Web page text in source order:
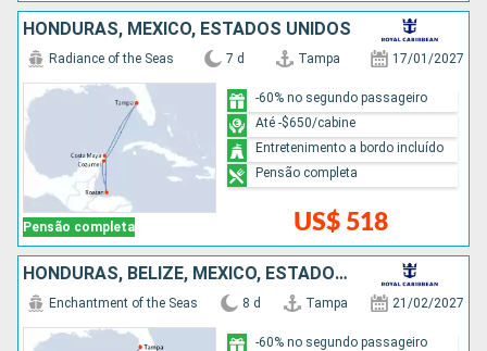
HONDURAS, MÉXICO, ESTADOS UNIDOS
Pensão completa
Radiance of the Seas 7 d Tampa 17/01/2027
US$ 518
-60% no segundo passageiro
Até -$650/cabine
Entretenimento a bordo incluído
Pensão completa
HONDURAS, BELIZE, MÉXICO, ESTADOS UNIDOS
Enchantment of the Seas 8 d Tampa 21/02/2027
-60% no segundo passageiro